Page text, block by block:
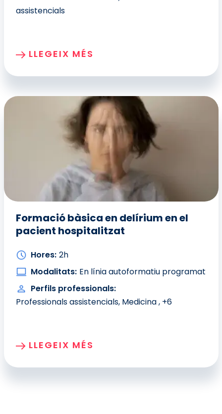
assistencials
LLEGEIX MÉS
Formació bàsica en delírium en el
pacient hospitalitzat
Hores: 2h
Modalitats: En línia autoformatiu programat
Perfils professionals:
Professionals assistencials, Medicina, +6
LLEGEIX MÉS